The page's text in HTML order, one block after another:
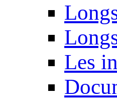
Les